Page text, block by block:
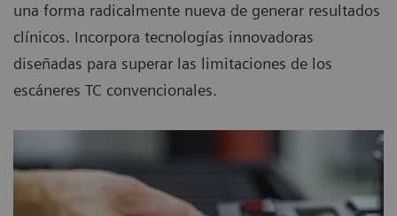
una forma radicalmente nueva de generar resultados
clínicos. Incorpora tecnologías innovadoras
diseñadas para superar las limitaciones de los
escáneres TC convencionales.